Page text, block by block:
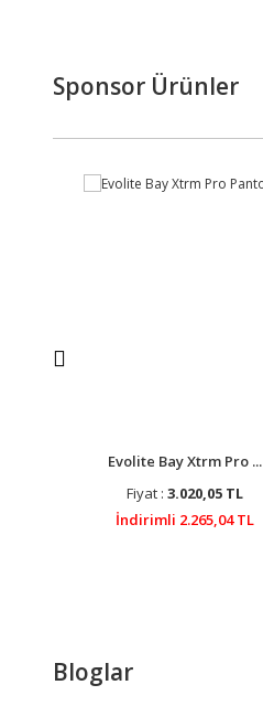
Sponsor Ürünler
Evolite Bay Xtrm Pro ...
Fiyat : 3.020,05 TL
İndirimli 2.265,04 TL
Bloglar